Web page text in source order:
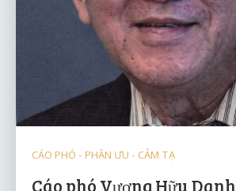
CÁO PHÓ - PHÂN ƯU - CẢM TẠ
Cáo phó Vương Hữu Danh